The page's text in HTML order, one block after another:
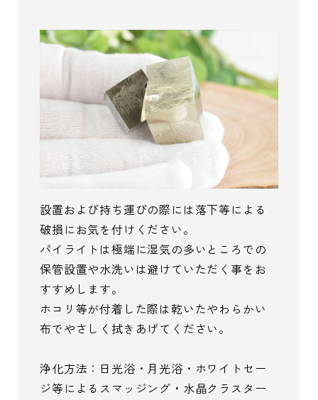
設置および持ち運びの際には落下等による
破損にお気を付けください。
パイライトは極端に湿気の多いところでの
保管設置や水洗いは避けていただく事をお
すすめします。
ホコリ等が付着した際は乾いたやわらかい
布でやさしく拭きあげてください。
浄化方法：日光浴・月光浴・ホワイトセー
ジ等によるスマッジング・水晶クラスター